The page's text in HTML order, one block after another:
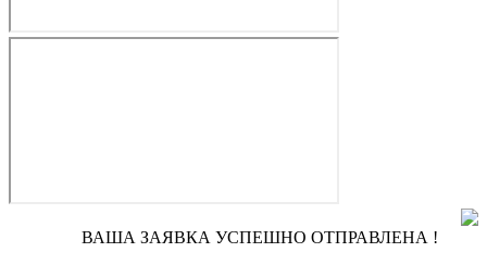
ВАША ЗАЯВКА УСПЕШНО ОТПРАВЛЕНА !